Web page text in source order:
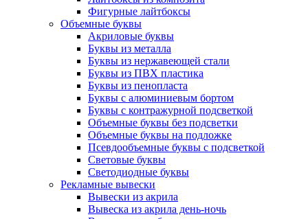
Фигурные лайтбоксы
Объемные буквы
Акриловые буквы
Буквы из металла
Буквы из нержавеющей стали
Буквы из ПВХ пластика
Буквы из пенопласта
Буквы с алюминиевым бортом
Буквы с контражурной подсветкой
Объемные буквы без подсветки
Объемные буквы на подложке
Псевдообъемные буквы с подсветкой
Световые буквы
Светодиодные буквы
Рекламные вывески
Вывески из акрила
Вывеска из акрила день-ночь